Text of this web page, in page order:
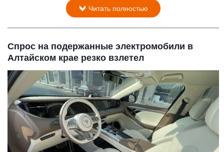
Читать полностью
Спрос на подержанные электромобили в
Алтайском крае резко взлетел